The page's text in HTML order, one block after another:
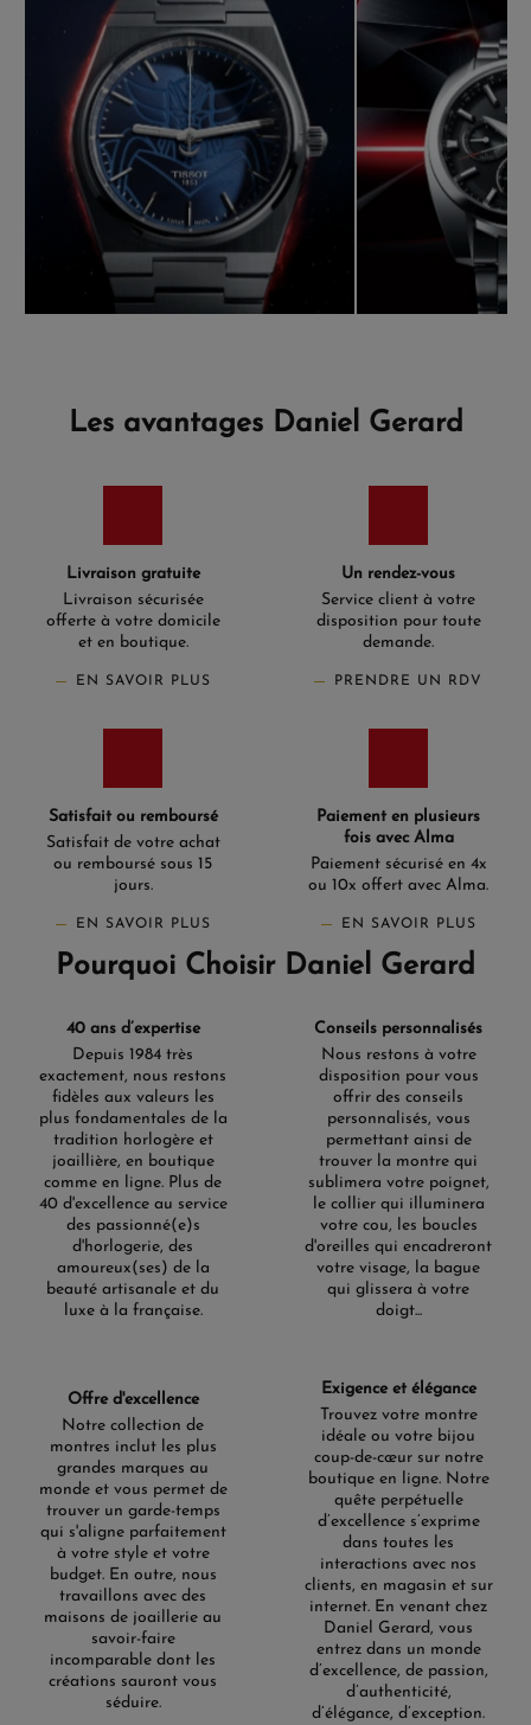
Les avantages Daniel Gerard
Livraison gratuite
Livraison sécurisée
offerte à votre domicile
et en boutique.
EN SAVOIR PLUS
Un rendez-vous
Service client à votre
disposition pour toute
demande.
PRENDRE UN RDV
Satisfait ou remboursé
Satisfait de votre achat
ou remboursé sous 15
jours.
EN SAVOIR PLUS
Paiement en plusieurs
fois avec Alma
Paiement sécurisé en 4x
ou 10x offert avec Alma.
EN SAVOIR PLUS
Pourquoi Choisir Daniel Gerard
40 ans d’expertise
Depuis 1984 très
exactement, nous restons
fidèles aux valeurs les
plus fondamentales de la
tradition horlogère et
joaillière, en boutique
comme en ligne. Plus de
40 d'excellence au service
des passionné(e)s
d'horlogerie, des
amoureux(ses) de la
beauté artisanale et du
luxe à la française.
Conseils personnalisés
Nous restons à votre
disposition pour vous
offrir des conseils
personnalisés, vous
permettant ainsi de
trouver la montre qui
sublimera votre poignet,
le collier qui illuminera
votre cou, les boucles
d'oreilles qui encadreront
votre visage, la bague
qui glissera à votre
doigt...
Offre d'excellence
Notre collection de
montres inclut les plus
grandes marques au
monde et vous permet de
trouver un garde-temps
qui s'aligne parfaitement
à votre style et votre
budget. En outre, nous
travaillons avec des
maisons de joaillerie au
savoir-faire
incomparable dont les
créations sauront vous
séduire.
Exigence et élégance
Trouvez votre montre
idéale ou votre bijou
coup-de-cœur sur notre
boutique en ligne. Notre
quête perpétuelle
d’excellence s’exprime
dans toutes les
interactions avec nos
clients, en magasin et sur
internet. En venant chez
Daniel Gerard, vous
entrez dans un monde
d’excellence, de passion,
d’authenticité,
d’élégance, d’exception.